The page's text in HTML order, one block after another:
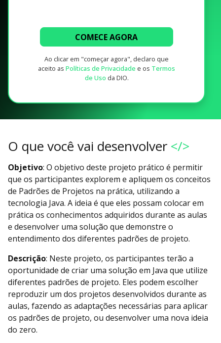
COMECE AGORA
Ao clicar em "começar agora", declaro que
aceito as Políticas de Privacidade e os Termos
de Uso da DIO.
O que você vai desenvolver </>
Objetivo: O objetivo deste projeto prático é permitir
que os participantes explorem e apliquem os conceitos
de Padrões de Projetos na prática, utilizando a
tecnologia Java. A ideia é que eles possam colocar em
prática os conhecimentos adquiridos durante as aulas
e desenvolver uma solução que demonstre o
entendimento dos diferentes padrões de projeto.
Descrição: Neste projeto, os participantes terão a
oportunidade de criar uma solução em Java que utilize
diferentes padrões de projeto. Eles podem escolher
reproduzir um dos projetos desenvolvidos durante as
aulas, fazendo as adaptações necessárias para aplicar
os padrões de projeto, ou desenvolver uma nova ideia
do zero.